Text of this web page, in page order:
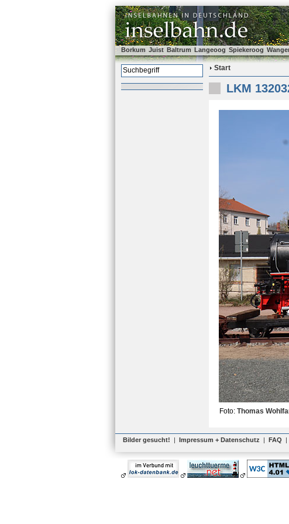
Borkum Juist Baltrum Langeoog Spiekeroog
Start
LKM
Foto: Thomas
Bilder gesucht! | Impressum + Datenschutz | FAQ |